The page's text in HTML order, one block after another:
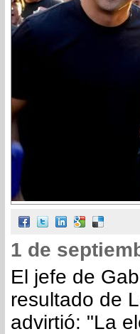
1 de
El jefe de
resultado de
advirtió: "La